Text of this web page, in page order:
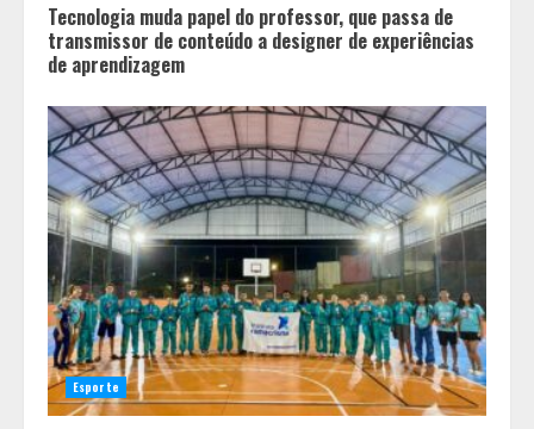
Tecnologia muda papel do professor, que passa de
transmissor de conteúdo a designer de experiências
de aprendizagem
Esporte